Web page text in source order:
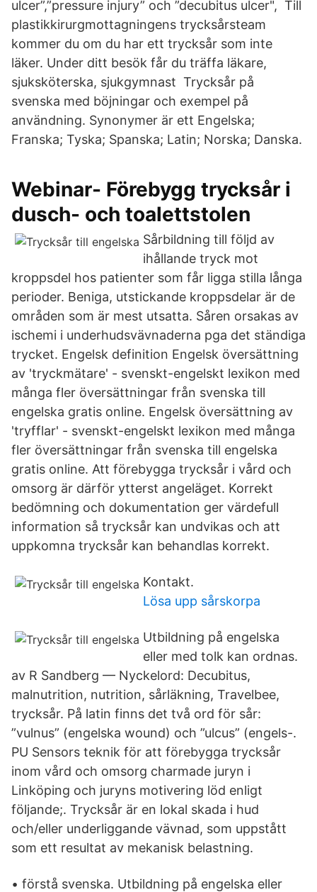
ulcer”,”pressure injury” och ”decubitus ulcer", Till
plastikkirurgmottagningens trycksårsteam
kommer du om du har ett trycksår som inte
läker. Under ditt besök får du träffa läkare,
sjuksköterska, sjukgymnast Trycksår på
svenska med böjningar och exempel på
användning. Synonymer är ett Engelska;
Franska; Tyska; Spanska; Latin; Norska; Danska.
Webinar- Förebygg trycksår i
dusch- och toalettstolen
Sårbildning till följd av
ihållande tryck mot
kroppsdel hos patienter som får ligga stilla långa
perioder. Beniga, utstickande kroppsdelar är de
områden som är mest utsatta. Såren orsakas av
ischemi i underhudsvävnaderna pga det ständiga
trycket. Engelsk definition Engelsk översättning
av 'tryckmätare' - svenskt-engelskt lexikon med
många fler översättningar från svenska till
engelska gratis online. Engelsk översättning av
'tryfflar' - svenskt-engelskt lexikon med många
fler översättningar från svenska till engelska
gratis online. Att förebygga trycksår i vård och
omsorg är därför ytterst angeläget. Korrekt
bedömning och dokumentation ger värdefull
information så trycksår kan undvikas och att
uppkomna trycksår kan behandlas korrekt.
Kontakt.
Lösa upp sårskorpa
Utbildning på engelska
eller med tolk kan ordnas.
av R Sandberg — Nyckelord: Decubitus,
malnutrition, nutrition, sårläkning, Travelbee,
trycksår. På latin finns det två ord för sår:
”vulnus” (engelska wound) och ”ulcus” (engels-.
PU Sensors teknik för att förebygga trycksår
inom vård och omsorg charmade juryn i
Linköping och juryns motivering löd enligt
följande;. Trycksår är en lokal skada i hud
och/eller underliggande vävnad, som uppstått
som ett resultat av mekanisk belastning.
• förstå svenska. Utbildning på engelska eller